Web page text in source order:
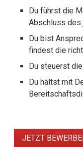
Du führst die
Abschluss des
Du bist
findest die
Du steuerst
Du hältst mit
JETZT